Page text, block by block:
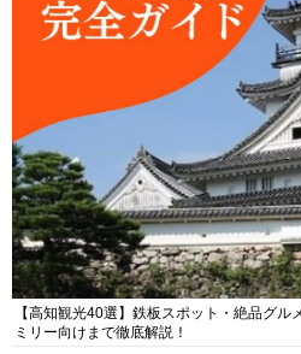
【高知観光40選】鉄板スポット・絶品グ
ミリー向けまで徹底解説！